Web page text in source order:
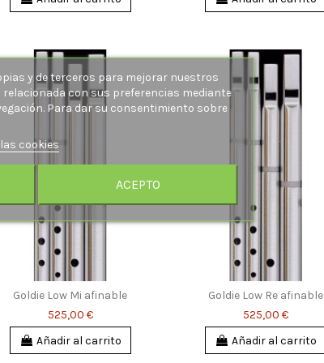
Goldie Low Mi afinable
525,00 €
Añadir al carrito
Goldie Low Re afinable
525,00 €
Añadir al carrito
y de terceros para mejorar nuestros
con sus preferencias mediante
Para dar su consentimiento sobre
cookies
ACEPTO